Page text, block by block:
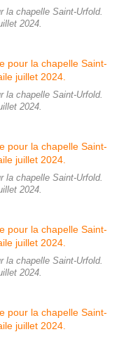
la chapelle Saint-Urfold.
2024.
la chapelle Saint-Urfold.
2024.
la chapelle Saint-Urfold.
2024.
la chapelle Saint-Urfold.
2024.